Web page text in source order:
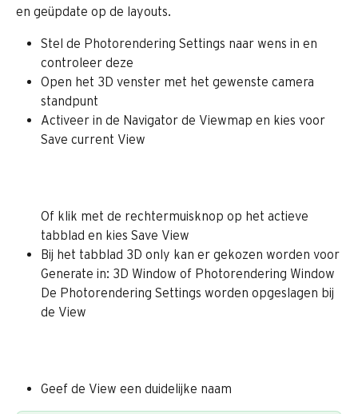
en geüpdate op de layouts.
Stel de Photorendering Settings naar wens in en
controleer deze
Open het 3D venster met het gewenste camera
standpunt
Activeer in de Navigator de Viewmap en kies voor
Save current View
Of klik met de rechtermuisknop op het actieve
tabblad en kies Save View
Bij het tabblad 3D only kan er gekozen worden voor
Generate in: 3D Window of Photorendering Window
De Photorendering Settings worden opgeslagen bij
de View
Geef de View een duidelijke naam